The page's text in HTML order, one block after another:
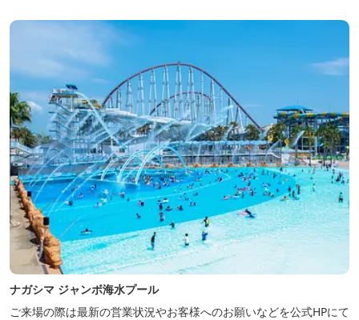
ナガシマ ジャンボ海水プール
ご来場の際は最新の営業状況やお客様へのお願いなどを公式HPにて